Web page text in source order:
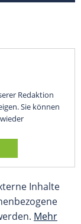
Redaktion
Sie können
Inhalte
Mehr